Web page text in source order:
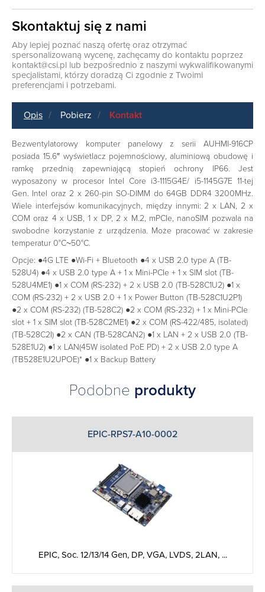
Skontaktuj się z nami
Aby lepiej poznać naszą ofertę oraz otrzymać
spersonalizowaną wycenę, zachęcamy do kontaktu poprzez
kontakt@csi.pl lub bezpośrednio z naszymi wykwalifikowanymi
specjalistami, którzy doradzą Ci zgodnie z Twoimi
preferencjami i potrzebami.
Opis Pobierz Kontakt
Bezwentylatorowy komputer panelowy z serii AUHMI-916CP
posiada 15.6″ wyświetlacz pojemnościowy, aluminiową obudowę i
ramkę przednią zapewniającą stopień ochrony IP66. Jest
wyposażony w procesor Intel Core i3-1115G4E/ i5-1145G7E 11-tej
Gen. Intel oraz 2 x 260-pin SO-DIMM do 64GB DDR4 3200MHz.
Wiele interfejsów komunikacyjnych, między innymi: 2 x LAN, 2 x
COM oraz 4 x USB, 1 x DP, 2 x M.2, mPCIe, nanoSIM pozwala na
swobodne korzystanie z urządzenia. Może pracować w zakresie
temperatur 0°C~50°C.
Opcje: ●4G LTE ●Wi-Fi + Bluetooth ●4 x USB 2.0 type A (TB-
528U4) ●4 x USB 2.0 type A + 1 x Mini-PCIe + 1 x SIM slot (TB-
528U4ME1) ●1 x COM (RS-232) + 2 x USB 2.0 (TB-528C1U2) ●1 x
COM (RS-232) + 2 x USB 2.0 + 1 x Power Button (TB-528C1U2P1)
●2 x COM (RS-232) (TB-528C2) ●2 x COM (RS-232) + 1 x Mini-PCIe
slot + 1 x SIM slot (TB-528C2ME1) ●2 x COM (RS-422/485, isolated)
(TB-528C2I) ●2 x CAN (TB-528CAN2) ●1 x LAN + 2 x USB 2.0 (TB-
528E1U2) ●1 x LAN(45W isolated PoE PD) + 2 x USB 2.0 type A
(TB528E1U2UPOE)* ●1 x Backup Battery
Podobne produkty
EPIC-RPS7-A10-0002
EPIC, Soc. 12/13/14 Gen, ‎DP, VGA, LVDS, 2LAN, ...